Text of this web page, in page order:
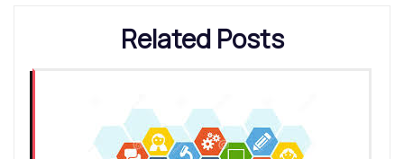
Related Posts